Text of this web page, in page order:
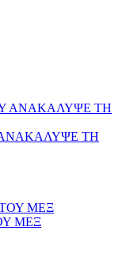
ΑΝΑΚΑΛΥΨΕ ΤΗ
ΜΕΞ